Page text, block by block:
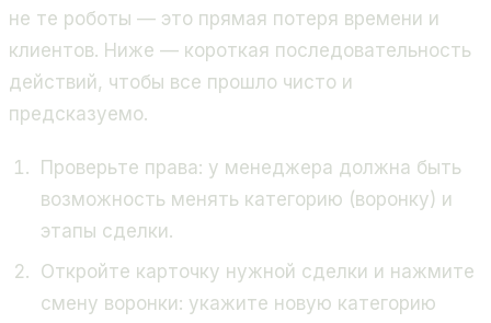
не те роботы — это прямая потеря времени и
клиентов. Ниже — короткая последовательность
действий, чтобы все прошло чисто и
предсказуемо.
Проверьте права: у менеджера должна быть
возможность менять категорию (воронку) и
этапы сделки.
Откройте карточку нужной сделки и нажмите
смену воронки: укажите новую категорию